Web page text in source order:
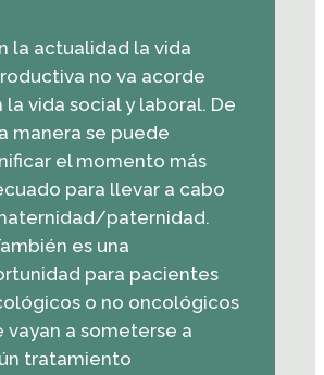
la actualidad la vida
no va acorde
la vida social y laboral. De
manera se puede
el momento más
para llevar a cabo
paternidad.
es una
para pacientes
o no oncológicos
vayan a someterse a
tratamiento